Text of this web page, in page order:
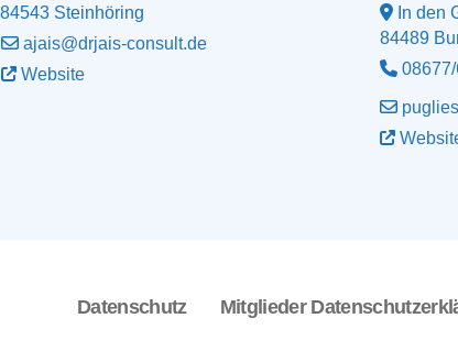
84543 Steinhöring
ajais@drjais-consult.de
Website
In den
84489
Datenschutz Mitglieder